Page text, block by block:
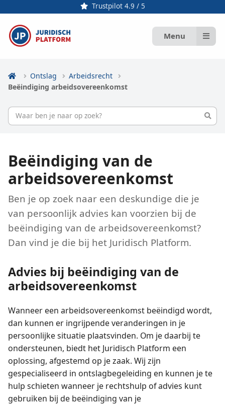
Trustpilot 4.9 / 5
Menu
Ontslag
Arbeidsrecht
Beëindiging arbeidsovereenkomst
Beëindiging van de
arbeidsovereenkomst
Ben je op zoek naar een deskundige die je
van persoonlijk advies kan voorzien bij de
beëindiging van de arbeidsovereenkomst?
Dan vind je die bij het Juridisch Platform.
Advies bij beëindiging van de
arbeidsovereenkomst
Wanneer een arbeidsovereenkomst beëindigd wordt,
dan kunnen er ingrijpende veranderingen in je
persoonlijke situatie plaatsvinden. Om je daarbij te
ondersteunen, biedt het Juridisch Platform een
oplossing, afgestemd op je zaak. Wij zijn
gespecialiseerd in ontslagbegeleiding en kunnen je te
hulp schieten wanneer je rechtshulp of advies kunt
gebruiken bij de beëindiging van je